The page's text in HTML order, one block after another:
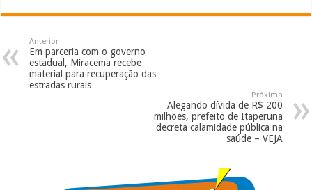
Anterior
Em parceria com o governo
estadual, Miracema recebe
material para recuperação das
estradas rurais
Próxima
Alegando dívida de R$ 200
milhões, prefeito de Itaperuna
decreta calamidade pública na
saúde – VEJA